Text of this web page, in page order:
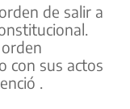
de salir a
con sus actos
.